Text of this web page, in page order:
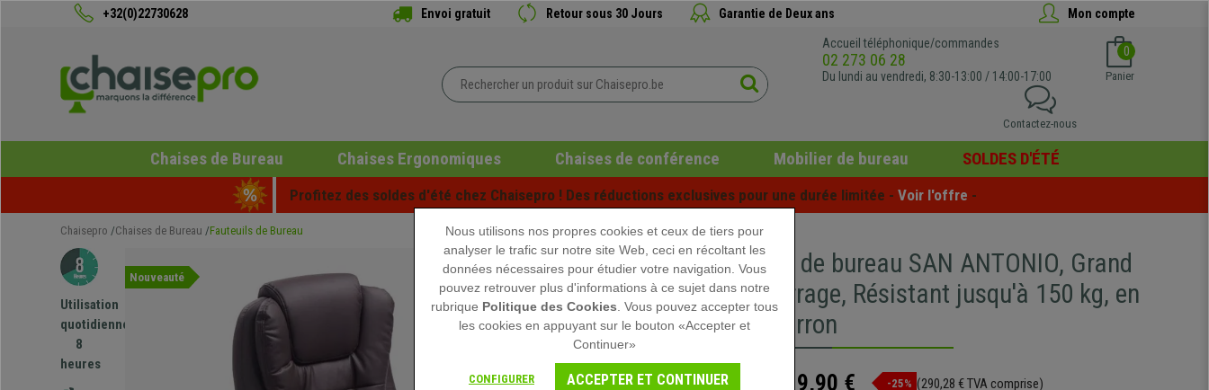
+32(0)22730628 Envoi gratuit Retour sous 30 Jours Garantie de Deux ans Mon compte
Accueil téléphonique/commandes
02 273 06 28
Du lundi au vendredi, 8:30-13:00 / 14:00-17:00
0
Panier
Contactez-nous
Chaises de Bureau Chaises Ergonomiques Chaises de conférence Mobilier de bureau SOLDES D'ÉTÉ
Profitez des soldes d'été chez Chaisepro ! Des réductions exclusives pour une durée limitée - Voir l'offre -
Chaisepro Chaises de Bureau Fauteuils de Bureau
Utilisation
quotidienne
8
heures
Nouveauté
Fauteuil de bureau SAN ANTONIO, Grand
rembourrage, Résistant jusqu'à 150 kg, en
Cuir, Marron
319,90 € 239,90 € -25% (290,28 € TVA comprise)
Nous utilisons nos propres cookies et ceux de tiers pour
analyser le trafic sur notre site Web, ceci en récoltant les
données nécessaires pour étudier votre navigation. Vous
pouvez retrouver plus d'informations à ce sujet dans notre
rubrique Politique des Cookies . Vous pouvez accepter tous
les cookies en appuyant sur le bouton «Accepter et
Continuer»
CONFIGURER ACCEPTER ET CONTINUER